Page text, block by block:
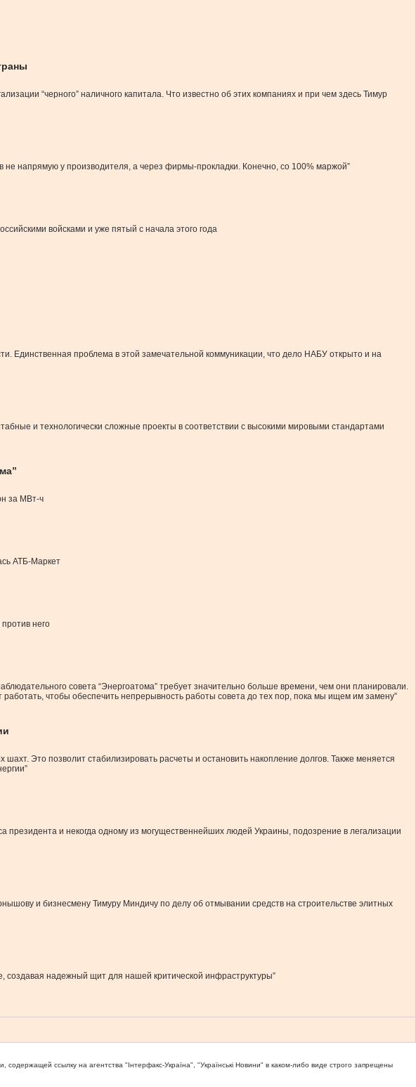
“черного” наличного капитала. Что известно об этих компаниях и при чем здесь Тимур
напрямую у производителя, а через фирмы-прокладки. Конечно, со 100% маржой”
войсками и уже пятый с начала этого года
Единственная проблема в этой замечательной коммуникации, что дело НАБУ открыто и на
и технологически сложные проекты в соответствии с высокими мировыми стандартами
за МВт-ч
АТБ-Маркет
него
совета “Энергоатома” требует значительно больше времени, чем они планировали.
чтобы обеспечить непрерывность работы совета до тех пор, пока мы ищем им замену”
Это позволит стабилизировать расчеты и остановить накопление долгов. Также меняется
и некогда одному из могущественнейших людей Украины, подозрение в легализации
и бизнесмену Тимуру Миндичу по делу об отмывании средств на строительстве элитных
надежный щит для нашей критической инфраструктуры”
ссылку на агентства "Iнтерфакс-Україна", "Українськi Новини" в каком-либо виде строго запрещены